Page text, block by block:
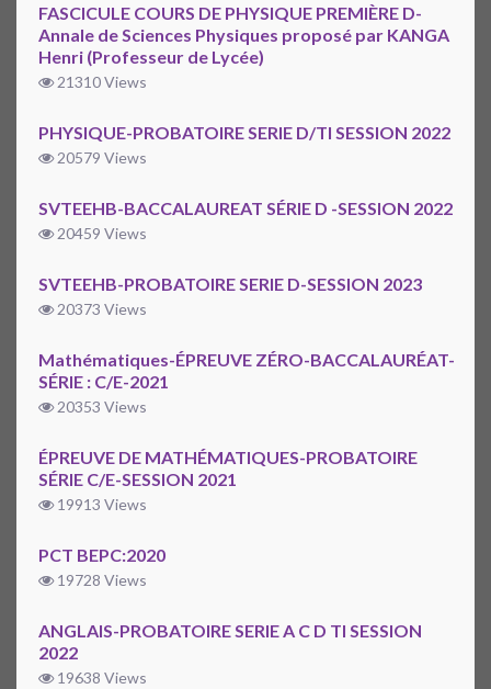
FASCICULE COURS DE PHYSIQUE PREMIÈRE D-
Annale de Sciences Physiques proposé par KANGA
Henri (Professeur de Lycée)
21310 Views
PHYSIQUE-PROBATOIRE SERIE D/TI SESSION 2022
20579 Views
SVTEEHB-BACCALAUREAT SÉRIE D -SESSION 2022
20459 Views
SVTEEHB-PROBATOIRE SERIE D-SESSION 2023
20373 Views
Mathématiques-ÉPREUVE ZÉRO-BACCALAURÉAT-
SÉRIE : C/E-2021
20353 Views
ÉPREUVE DE MATHÉMATIQUES-PROBATOIRE
SÉRIE C/E-SESSION 2021
19913 Views
PCT BEPC:2020
19728 Views
ANGLAIS-PROBATOIRE SERIE A C D TI SESSION
2022
19638 Views